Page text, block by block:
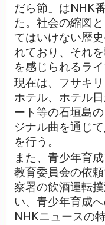
だら節」はNHK
た。社会の縮図
てはいけない歴
れており、それ
を感じられるラ
現在は、フサキ
ホテル、ホテル
ート等の石垣島
ジナル曲を通じ
を行う。
また、青少年育
教育委員会の依
察署の飲酒運転
い、青少年育成
NHKニュースの